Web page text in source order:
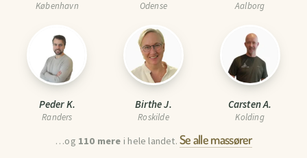
København Odense Aalborg
Peder K.
Randers
Birthe J.
Roskilde
Carsten A.
Kolding
…og 110 mere i hele landet. Se alle massører